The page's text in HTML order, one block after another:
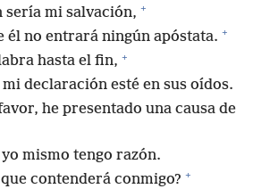
sería mi salvación, +
él no entrará ningún apóstata. +
hasta el fin, +
declaración esté en sus oídos.
he presentado una causa de
mismo tengo razón.
contenderá conmigo? +